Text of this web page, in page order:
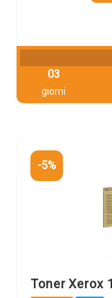
03
giorni
-5%
Toner Xerox